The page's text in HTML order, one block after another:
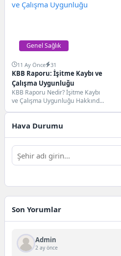
Genel Sağlık
11 Ay Önce 31
KBB Raporu: İşitme Kaybı ve
Çalışma Uygunluğu
KBB Raporu Nedir? İşitme Kaybı
ve Çalışma Uygunluğu Hakkında
Hava Durumu
Son Yorumlar
Admin
2 ay önce